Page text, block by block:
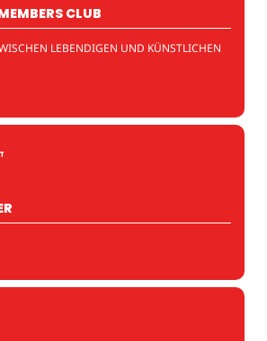
CLUB
LEBENDIGEN UND KÜNSTLICHEN